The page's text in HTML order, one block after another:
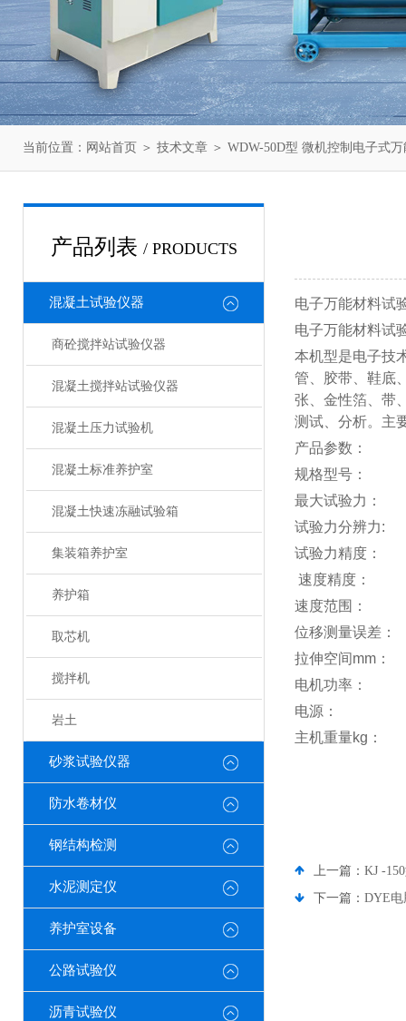
当前位置： 网站首页 ＞ 技术文章 ＞ WDW-50D型 微机控制电子式
产品列表 / PRODUCTS
混凝土试验仪器
商砼搅拌站试验仪器
混凝土搅拌站试验仪器
混凝土压力试验机
混凝土标准养护室
混凝土快速冻融试验箱
集装箱养护室
养护箱
取芯机
搅拌机
岩土
砂浆试验仪器
防水卷材仪
钢结构检测
水泥测定仪
养护室设备
公路试验仪
沥青试验仪
电子万能材料试
电子万能材料试
本机型是电子技
管、胶带、鞋底
张、金性箔、带
测试、分析。主
产品参数：
规格型号：
最大试验力：
试验力分辨力:
试验力精度：
速度精
速度范围：
位移测量误差：
拉伸空间
电机功率：
电源：
主机重量kg
上一篇： KJ -
下一篇： DYE电